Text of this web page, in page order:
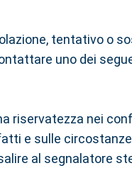
tentativo o
uno dei
riservatezza nei
e sulle
al segnalatore